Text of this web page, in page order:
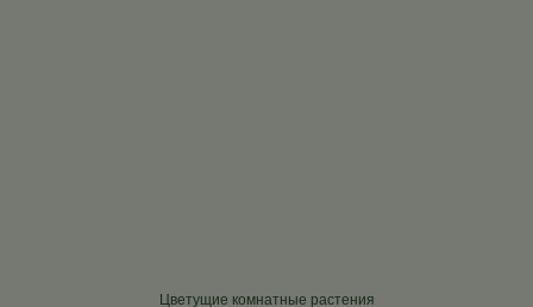
Цветущие комнатные растения